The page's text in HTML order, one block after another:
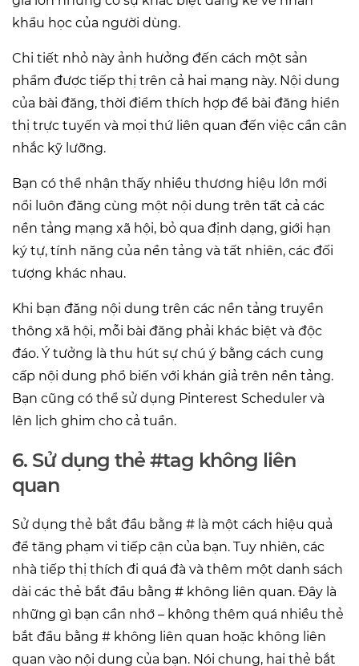
khẩu học của người dùng.
Chi tiết nhỏ này ảnh hưởng đến cách một sản
phẩm được tiếp thị trên cả hai mạng này. Nội dung
của bài đăng, thời điểm thích hợp để bài đăng hiển
thị trực tuyến và mọi thứ liên quan đến việc cần cân
nhắc kỹ lưỡng.
Bạn có thể nhận thấy nhiều thương hiệu lớn mới
nổi luôn đăng cùng một nội dung trên tất cả các
nền tảng mạng xã hội, bỏ qua định dạng, giới hạn
ký tự, tính năng của nền tảng và tất nhiên, các đối
tượng khác nhau.
Khi bạn đăng nội dung trên các nền tảng truyền
thông xã hội, mỗi bài đăng phải khác biệt và độc
đáo. Ý tưởng là thu hút sự chú ý bằng cách cung
cấp nội dung phổ biến với khán giả trên nền tảng.
Bạn cũng có thể sử dụng Pinterest Scheduler và
lên lịch ghim cho cả tuần.
6. Sử dụng thẻ #tag không liên
quan
Sử dụng thẻ bắt đầu bằng # là một cách hiệu quả
để tăng phạm vi tiếp cận của bạn. Tuy nhiên, các
nhà tiếp thị thích đi quá đà và thêm một danh sách
dài các thẻ bắt đầu bằng # không liên quan. Đây là
những gì bạn cần nhớ – không thêm quá nhiều thẻ
bắt đầu bằng # không liên quan hoặc không liên
quan vào nội dung của bạn. Nói chung, hai thẻ bắt